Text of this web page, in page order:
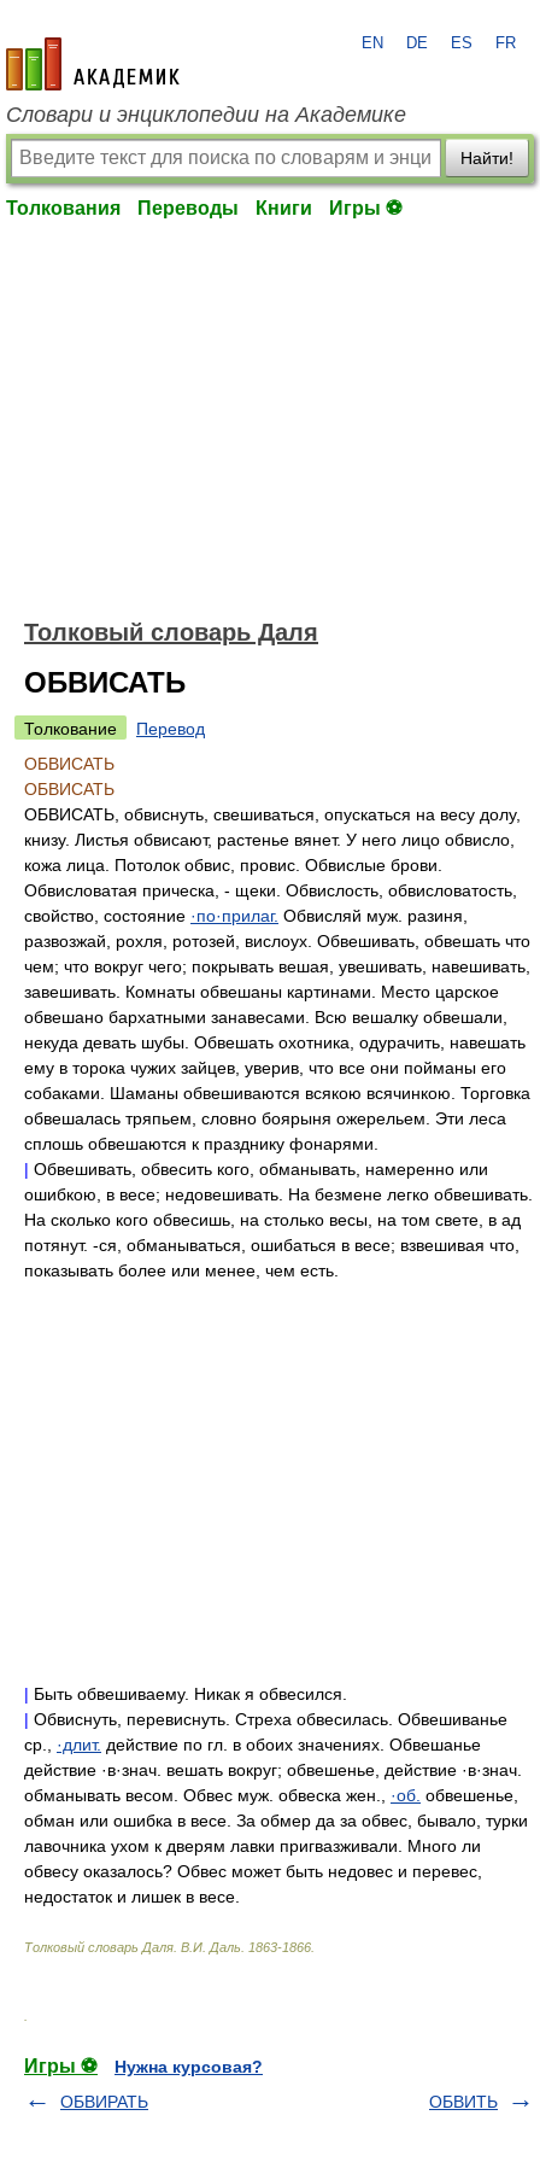
academic.ru
EN DE ES FR
Словари и энциклопедии на Академике
Найти!
Толкования Переводы Книги Игры ⚽
Толковый словарь Даля
ОБВИСАТЬ
Толкование
Перевод
ОБВИСАТЬ
ОБВИСАТЬ
ОБВИСАТЬ, обвиснуть, свешиваться, опускаться на весу долу,
книзу. Листья обвисают, растенье вянет. У него лицо обвисло,
кожа лица. Потолок обвис, провис. Обвислые брови.
Обвисловатая прическа, - щеки. Обвислость, обвисловатость,
свойство, состояние ·по·прилаг. Обвисляй муж. разиня,
развозжай, рохля, ротозей, вислоух. Обвешивать, обвешать что
чем; что вокруг чего; покрывать вешая, увешивать, навешивать,
завешивать. Комнаты обвешаны картинами. Место царское
обвешано бархатными занавесами. Всю вешалку обвешали,
некуда девать шубы. Обвешать охотника, одурачить, навешать
ему в торока чужих зайцев, уверив, что все они пойманы его
собаками. Шаманы обвешиваются всякою всячинкою. Торговка
обвешалась тряпьем, словно боярыня ожерельем. Эти леса
сплошь обвешаются к празднику фонарями.
| Обвешивать, обвесить кого, обманывать, намеренно или
ошибкою, в весе; недовешивать. На безмене легко обвешивать.
На сколько кого обвесишь, на столько весы, на том свете, в ад
потянут. -ся, обманываться, ошибаться в весе; взвешивая что,
показывать более или менее, чем есть.
| Быть обвешиваему. Никак я обвесился.
| Обвиснуть, перевиснуть. Стреха обвесилась. Обвешиванье
ср., ·длит. действие по гл. в обоих значениях. Обвешанье
действие ·в·знач. вешать вокруг; обвешенье, действие ·в·знач.
обманывать весом. Обвес муж. обвеска жен., ·об. обвешенье,
обман или ошибка в весе. За обмер да за обвес, бывало, турки
лавочника ухом к дверям лавки пригвазживали. Много ли
обвесу оказалось? Обвес может быть недовес и перевес,
недостаток и лишек в весе.
Толковый словарь Даля В.И. Даль. 1863-1866
Игры ⚽
Нужна курсовая?
ОБВИРАТЬ
ОБВИТЬ